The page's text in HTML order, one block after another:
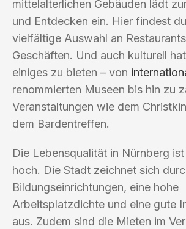
mittelalterlichen Gebäuden lädt
und Entdecken ein. Hier findest
vielfältige Auswahl an
Geschäften. Und auch kulturell
einiges zu bieten – von
renommierten Museen bis hin zu
Veranstaltungen wie dem
dem Bardentreffen.
Die Lebensqualität in Nürnberg
hoch. Die Stadt zeichnet sich
Bildungseinrichtungen, eine hohe
Arbeitsplatzdichte und eine gute
aus. Zudem sind die Mieten im